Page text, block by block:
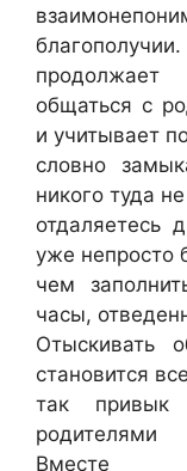
продолжает
общаться с
и учитывает
словно
никого туда
отдаляетесь
уже непросто
чем
часы,
Отыскивать
становится
так
родителями
Вместе